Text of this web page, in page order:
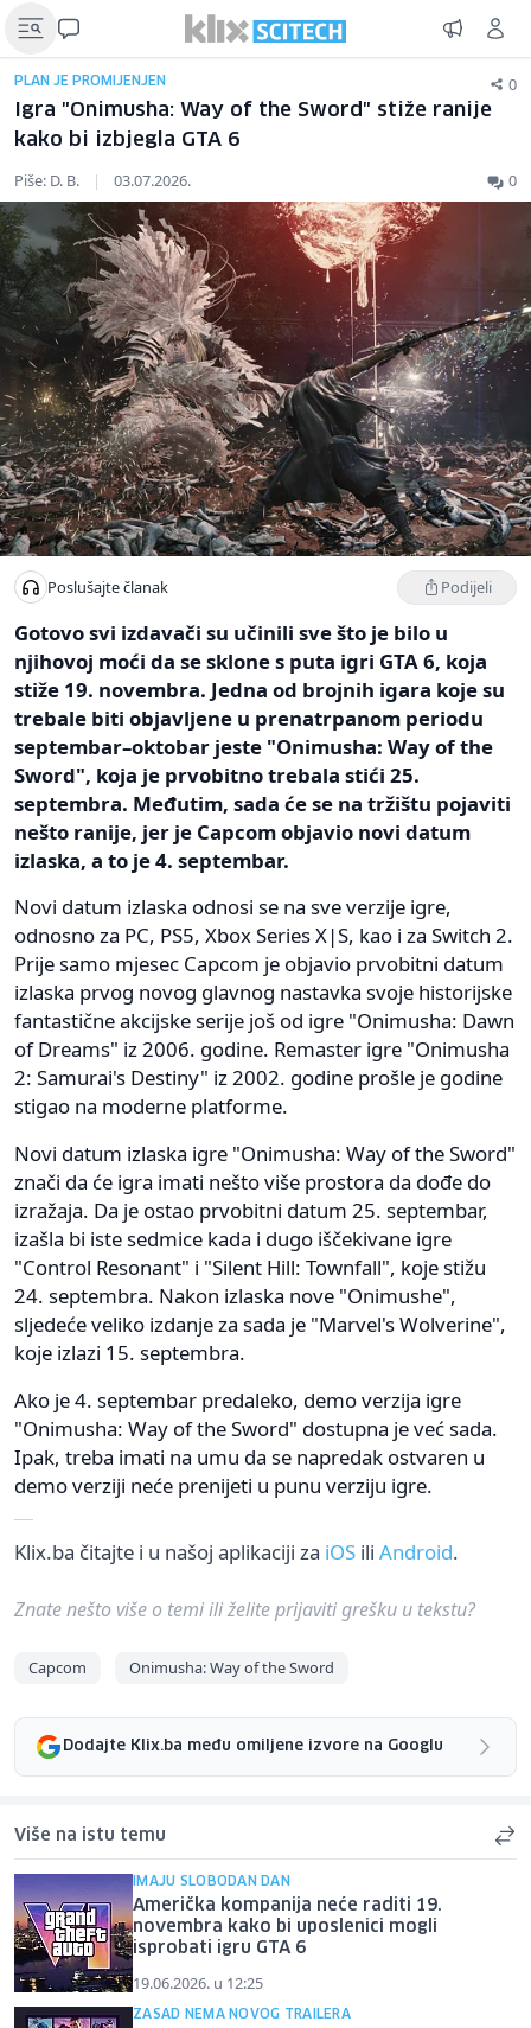
PLAN JE PROMIJENJEN 0
Igra "Onimusha: Way of the Sword" stiže ranije
kako bi izbjegla GTA 6
Piše: D. B. | 03.07.2026. 0
Poslušajte članak Podijeli
Gotovo svi izdavači su učinili sve što je bilo u
njihovoj moći da se sklone s puta igri GTA 6, koja
stiže 19. novembra. Jedna od brojnih igara koje su
trebale biti objavljene u prenatrpanom periodu
septembar–oktobar jeste "Onimusha: Way of the
Sword", koja je prvobitno trebala stići 25.
septembra. Međutim, sada će se na tržištu pojaviti
nešto ranije, jer je Capcom objavio novi datum
izlaska, a to je 4. septembar.
Novi datum izlaska odnosi se na sve verzije igre,
odnosno za PC, PS5, Xbox Series X|S, kao i za Switch 2.
Prije samo mjesec Capcom je objavio prvobitni datum
izlaska prvog novog glavnog nastavka svoje historijske
fantastične akcijske serije još od igre "Onimusha: Dawn
of Dreams" iz 2006. godine. Remaster igre "Onimusha
2: Samurai's Destiny" iz 2002. godine prošle je godine
stigao na moderne platforme.
Novi datum izlaska igre "Onimusha: Way of the Sword"
znači da će igra imati nešto više prostora da dođe do
izražaja. Da je ostao prvobitni datum 25. septembar,
izašla bi iste sedmice kada i dugo iščekivane igre
"Control Resonant" i "Silent Hill: Townfall", koje stižu
24. septembra. Nakon izlaska nove "Onimushe",
sljedeće veliko izdanje za sada je "Marvel's Wolverine",
koje izlazi 15. septembra.
Ako je 4. septembar predaleko, demo verzija igre
"Onimusha: Way of the Sword" dostupna je već sada.
Ipak, treba imati na umu da se napredak ostvaren u
demo verziji neće prenijeti u punu verziju igre.
Klix.ba čitajte i u našoj aplikaciji za iOS ili Android.
Znate nešto više o temi ili želite prijaviti grešku u tekstu?
Capcom Onimusha: Way of the Sword
Dodajte Klix.ba među omiljene izvore na Googlu
Više na istu temu
IMAJU SLOBODAN DAN
Američka kompanija neće raditi 19.
novembra kako bi uposlenici mogli
isprobati igru GTA 6
19.06.2026. u 12:25
ZASAD NEMA NOVOG TRAILERA